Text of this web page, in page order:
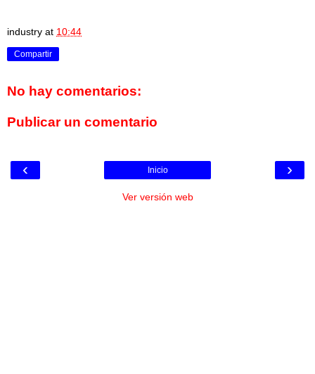
industry at 10:44
Compartir
No hay comentarios:
Publicar un comentario
‹ ›
Inicio
Ver versión web